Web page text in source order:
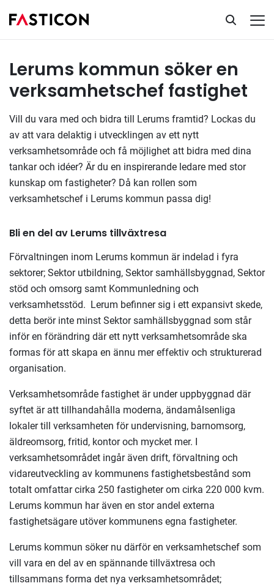
Tillsatta uppdrag
Lerums kommun söker en
verksamhetschef fastighet
Vill du vara med och bidra till Lerums framtid? Lockas du
av att vara delaktig i utvecklingen av ett nytt
verksamhetsområde och få möjlighet att bidra med dina
tankar och idéer? Är du en inspirerande ledare med stor
kunskap om fastigheter? Då kan rollen som
verksamhetschef i Lerums kommun passa dig!
Bli en del av Lerums tillväxtresa
Förvaltningen inom Lerums kommun är indelad i fyra
sektorer; Sektor utbildning, Sektor samhällsbyggnad, Sektor
stöd och omsorg samt Kommunledning och
verksamhetsstöd. Lerum befinner sig i ett expansivt skede,
detta berör inte minst Sektor samhällsbyggnad som står
inför en förändring där ett nytt verksamhetsområde ska
formas för att skapa en ännu mer effektiv och strukturerad
organisation.
Verksamhetsområde fastighet är under uppbyggnad där
syftet är att tillhandahålla moderna, ändamålsenliga
lokaler till verksamheten för undervisning, barnomsorg,
äldreomsorg, fritid, kontor och mycket mer. I
verksamhetsområdet ingår även drift, förvaltning och
vidareutveckling av kommunens fastighetsbestånd som
totalt omfattar cirka 250 fastigheter om cirka 220 000 kvm.
Lerums kommun har även en stor andel externa
fastighetsägare utöver kommunens egna fastigheter.
Lerums kommun söker nu därför en verksamhetschef som
vill vara en del av en spännande tillväxtresa och
tillsammans forma det nya verksamhetsområdet;